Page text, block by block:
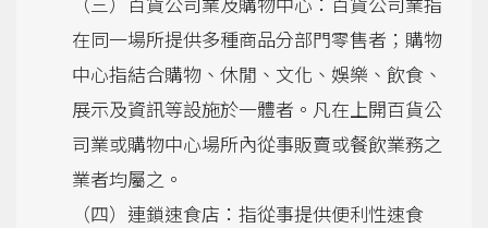
在同一場所提供多種商品分部門零售者；購物
中心指結合購物、休閒、文化、娛樂、飲食、
展示及資訊等設施於一體者。凡在上開百貨公
司業或購物中心場所內從事販賣或餐飲業務之
業者均屬之。
（四）連鎖速食店：指從事提供便利性速食